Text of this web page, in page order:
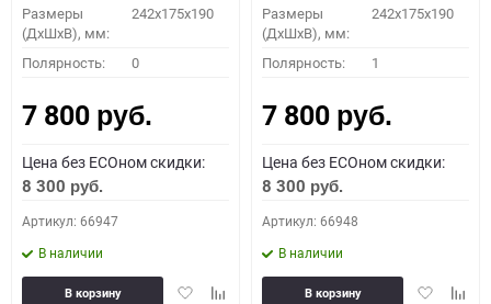
Размеры
(ДхШхВ), мм:
242x175x190
Полярность: 0
7 800 руб.
Цена без ECOном скидки:
8 300 руб.
Артикул: 66947
В наличии
ДобавитьДобавить
В корзину
Размеры
(ДхШхВ), мм:
242x175x190
Полярность: 1
7 800 руб.
Цена без ECOном скидки:
8 300 руб.
Артикул: 66948
В наличии
Добавить
В корзину